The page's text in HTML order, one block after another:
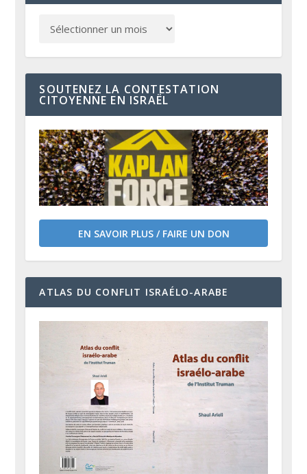
SOUTENEZ LA CONTESTATION
CITOYENNE EN ISRAËL
EN SAVOIR PLUS / FAIRE UN DON
ATLAS DU CONFLIT ISRAÉLO-ARABE